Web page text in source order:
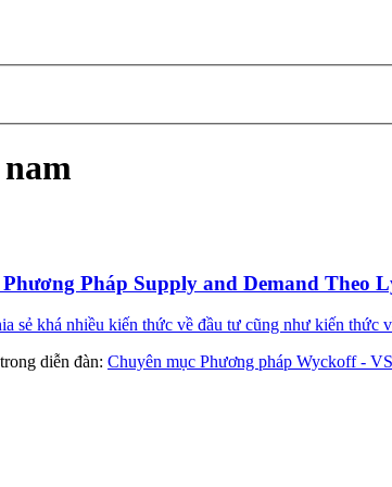
Pháp Supply and Demand Theo
sẻ khá nhiều kiến thức về đầu tư cũng như kiến
diễn đàn: Chuyên mục Phương pháp Wyckoff -